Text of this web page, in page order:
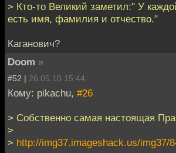
> Кто-то Великий заметил:" У
есть имя, фамилия и отчество."
Каганович?
Doom »
#52 | 26.05.10 15:44
Кому: pikachu, #26
> Собственно самая настоящая
>
> http://img37.imageshack.us/img37/